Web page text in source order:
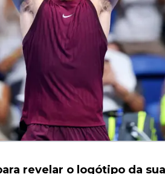
revelar o logótipo da